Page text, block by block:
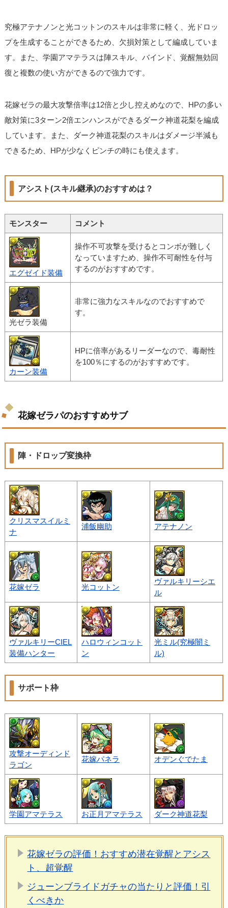
究極アテナノンと光コットンのスキルは非常に軽く、光ドロッ
プを生成することができるため、欠損対策として編成していま
す。また、学園アマテラスは陣スキル、バインド、覚醒無効回
復と複数の使い方ができるので強力です。
花嫁ゼラの最大攻撃倍率は12倍と少し控えめなので、HPの多い
敵対策に3ターン2倍エンハンスができるダーク神道花梨を編成
しています。また、ダーク神道花梨のスキルはダメージ半減も
できるため、HPが少なくピンチの時にも使えます。
アシスト(スキル継承)のおすすめは？
モンスター コメント
エグゼイド装備
操作不可攻撃を受けるとコンボが難しく
なっていますため、操作不可耐性を付与
するのがおすすめです。
光ゼラ装備
非常に強力なスキルなのでおすすめで
す。
カーン装備
HPに倍率があるリーダーなので、毒耐性
を100％にするのがおすすめです。
花嫁ゼラパのおすすめサブ
陣・ドロップ変換枠
クリスマスイルミ
ナ
浦飯幽助 アテナノン
花嫁ゼラ 光コットン
ヴァルキリーシエ
ル
ヴァルキリーCIEL
装備ハンター
ハロウィンコット
ン
光ミル(究極闇ミ
ル)
サポート枠
攻撃オーディンド
ラゴン
花嫁パネラ オデンぐでたま
学園アマテラス お正月アマテラス ダーク神道花梨
花嫁ゼラの評価！おすすめ潜在覚醒とアシス
ト、超覚醒
ジューンブライドガチャの当たりと評価！引
くべきか